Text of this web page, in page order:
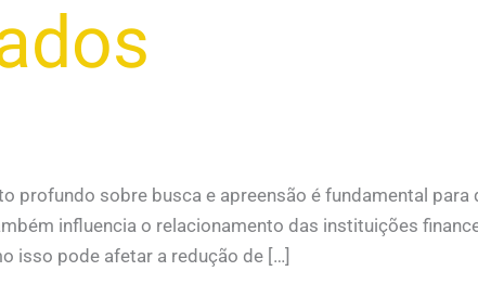
profundo sobre busca e apreensão é fundamental
influencia o relacionamento das instituições
isso pode afetar a redução de […]